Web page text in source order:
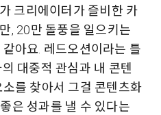
크리에이터가 즐비한 카
, 20만 돌풍을 일으키는
아요. 레드오션이라는 틀
대중적 관심과 내 콘텐
를 찾아서 그걸 콘텐츠화
은 성과를 낼 수 있다는